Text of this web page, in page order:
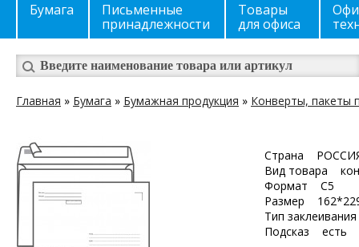
Бумага
Письменные
принадлежности
Товары
для офиса
Главная » Бумага » Бумажная продукция » Конверты, пакеты
Страна
Вид товара
Формат C5
Размер
Тип
Подсказ есть